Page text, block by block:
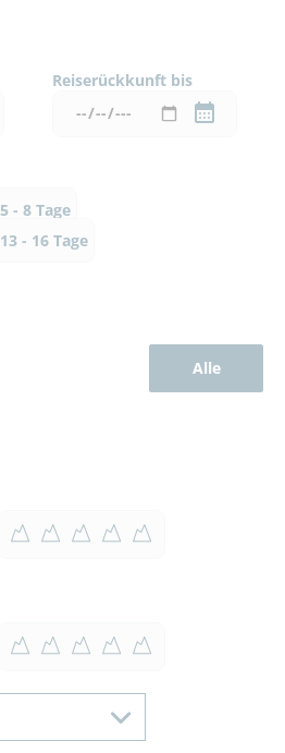
Reiserückkunft bis
5 - 8 Tage
13 - 16 Tage
Alle